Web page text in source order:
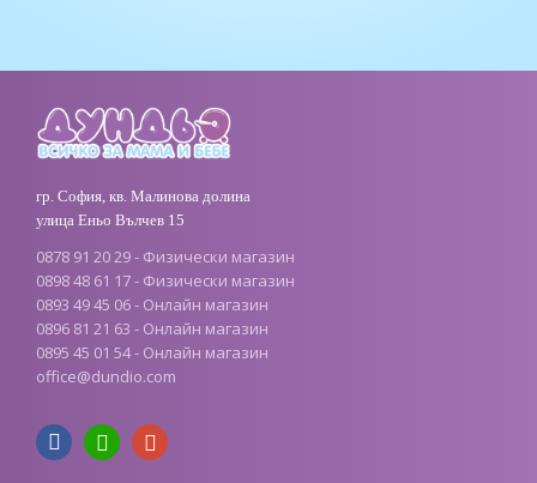
гр. София, кв. Малинова долина
улица Еньо Вълчев 15
0878 91 20 29 - Физически магазин
0898 48 61 17 - Физически магазин
0893 49 45 06 - Онлайн магазин
0896 81 21 63 - Онлайн магазин
0895 45 01 54 - Онлайн магазин
office@dundio.com